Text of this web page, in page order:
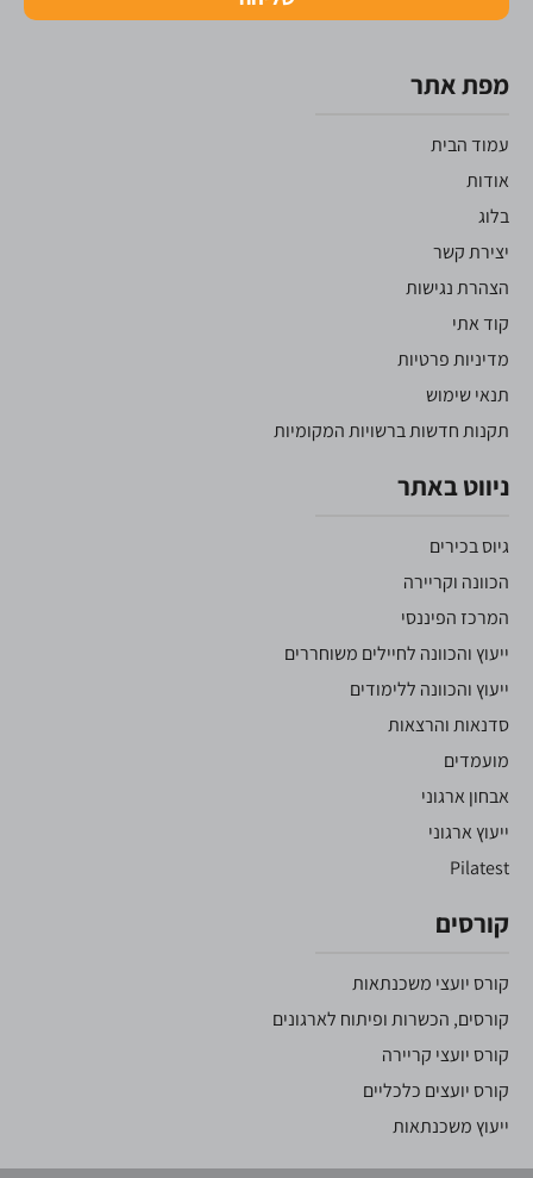
מפת אתר
עמוד הבית
אודות
בלוג
יצירת קשר
הצהרת נגישות
קוד אתי
מדיניות פרטיות
תנאי שימוש
תקנות חדשות ברשויות המקומיות
ניווט באתר
גיוס בכירים
הכוונה וקריירה
המרכז הפיננסי
ייעוץ והכוונה לחיילים משוחררים
ייעוץ והכוונה ללימודים
סדנאות והרצאות
מועמדים
אבחון ארגוני
ייעוץ ארגוני
Pilatest
קורסים
קורס יועצי משכנתאות
קורסים, הכשרות ופיתוח לארגונים
קורס יועצי קריירה
קורס יועצים כלכליים
ייעוץ משכנתאות